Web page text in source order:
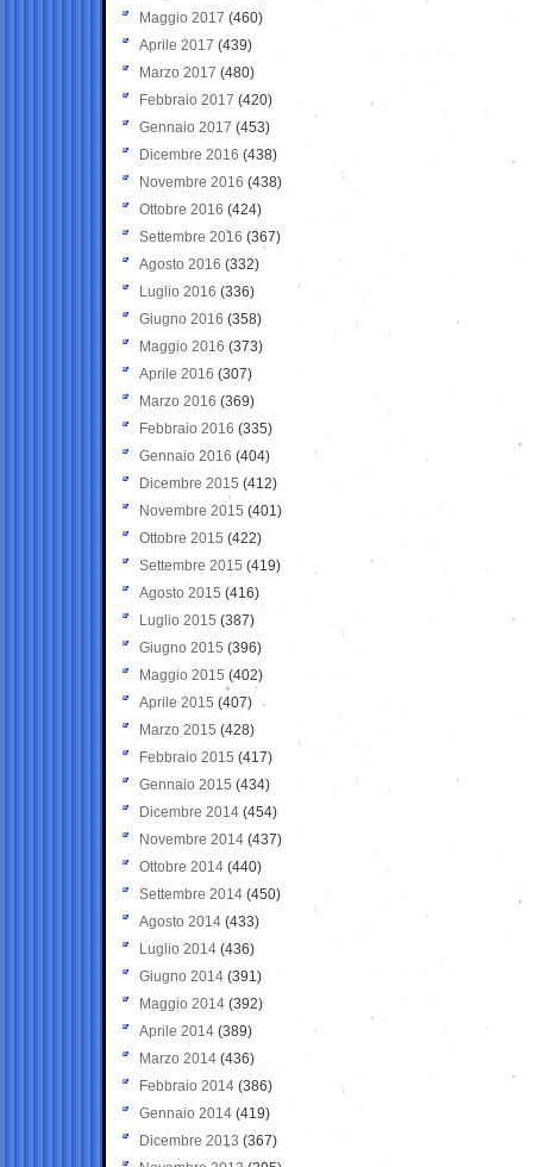
Maggio 2017 (460)
Aprile 2017 (439)
Marzo 2017 (480)
Febbraio 2017 (420)
Gennaio 2017 (453)
Dicembre 2016 (438)
Novembre 2016 (438)
Ottobre 2016 (424)
Settembre 2016 (367)
Agosto 2016 (332)
Luglio 2016 (336)
Giugno 2016 (358)
Maggio 2016 (373)
Aprile 2016 (307)
Marzo 2016 (369)
Febbraio 2016 (335)
Gennaio 2016 (404)
Dicembre 2015 (412)
Novembre 2015 (401)
Ottobre 2015 (422)
Settembre 2015 (419)
Agosto 2015 (416)
Luglio 2015 (387)
Giugno 2015 (396)
Maggio 2015 (402)
Aprile 2015 (407)
Marzo 2015 (428)
Febbraio 2015 (417)
Gennaio 2015 (434)
Dicembre 2014 (454)
Novembre 2014 (437)
Ottobre 2014 (440)
Settembre 2014 (450)
Agosto 2014 (433)
Luglio 2014 (436)
Giugno 2014 (391)
Maggio 2014 (392)
Aprile 2014 (389)
Marzo 2014 (436)
Febbraio 2014 (386)
Gennaio 2014 (419)
Dicembre 2013 (367)